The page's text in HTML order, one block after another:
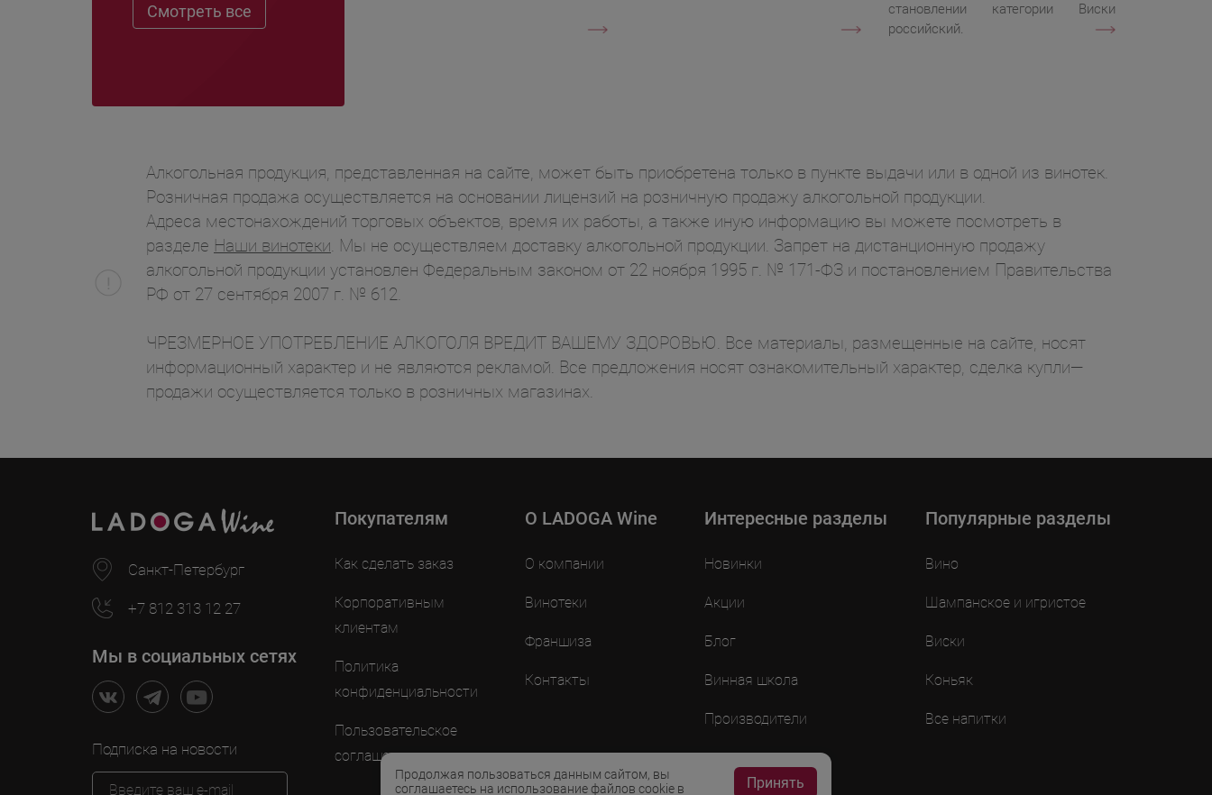
Смотреть все
становлении категории Виски
российский.
Продолжая пользоваться данным сайтом, вы
соглашаетесь на использование файлов cookie в
Принять
Алкогольная продукция, представленная на сайте, может быть приобретена только в пункте выдачи или в одной из винотек.
Розничная продажа осуществляется на основании лицензий на розничную продажу алкогольной продукции.
Адреса местонахождений торговых объектов, время их работы, а также иную информацию вы можете посмотреть в
разделе Наши винотеки. Мы не осуществляем доставку алкогольной продукции. Запрет на дистанционную продажу
алкогольной продукции установлен Федеральным законом от 22 ноября 1995 г. № 171-ФЗ и постановлением Правительства
РФ от 27 сентября 2007 г. № 612.
ЧРЕЗМЕРНОЕ УПОТРЕБЛЕНИЕ АЛКОГОЛЯ ВРЕДИТ ВАШЕМУ ЗДОРОВЬЮ. Все материалы, размещенные на сайте, носят
информационный характер и не являются рекламой. Все предложения носят ознакомительный характер, сделка купли—
продажи осуществляется только в розничных магазинах.
Санкт-Петербург
+7 812 313 12 27
Мы в социальных сетях
Подписка на новости
Покупателям
Как сделать заказ
Корпоративным
клиентам
Политика
конфиденциальности
Пользовательское
соглашение
O LADOGA Wine
О компании
Винотеки
Франшиза
Контакты
Интересные разделы
Новинки
Акции
Блог
Винная школа
Производители
Популярные разделы
Вино
Шампанское и игристое
Виски
Коньяк
Все напитки